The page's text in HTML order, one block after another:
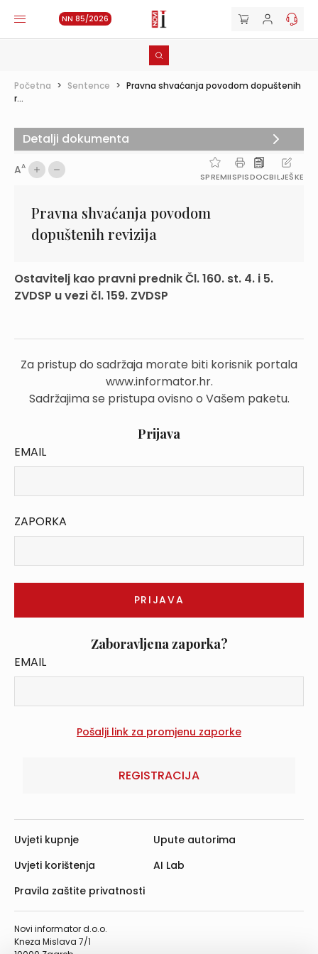
NN 85/2026
Početna > Sentence > Pravna shvaćanja povodom dopuštenih
r...
AA
SPREMIISPISDOCBILJEŠKE
Pravna shvaćanja povodom
dopuštenih revizija
Ostavitelj kao pravni prednik Čl. 160. st. 4. i 5.
ZVDSP u vezi čl. 159. ZVDSP
Za pristup do sadržaja morate biti korisnik portala
www.informator.hr.
Sadržajima se pristupa ovisno o Vašem paketu.
Prijava
EMAIL
ZAPORKA
Zaboravljena zaporka?
EMAIL
REGISTRACIJA
Detalji dokumenta
Novi informator d.o.o.
Kneza Mislava 7/1
Uvjeti kupnje
Uvjeti korištenja
Pravila zaštite privatnosti
Upute autorima
AI Lab